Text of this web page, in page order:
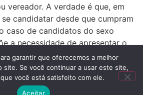
vereador. A verdade é que, em
candidatar desde que cumpram
caso de candidatos do sexo
a necessidade de apresentar o
Advogado
garantir que oferecemos a melhor
site. Se você continuar a usar este site,
você está satisfeito com ele.
Aceitar